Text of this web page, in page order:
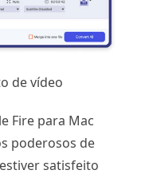
de vídeo
Fire para Mac
poderosos de
satisfeito